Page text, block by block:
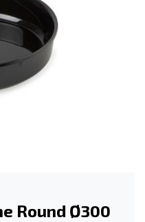
Round Ø300